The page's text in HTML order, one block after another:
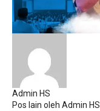
Admin HS
Pos lain oleh Admin HS